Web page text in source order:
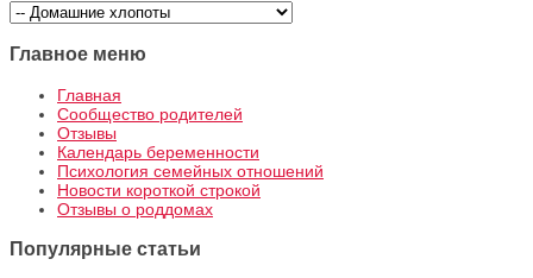
Главное меню
Главная
Сообщество родителей
Отзывы
Календарь беременности
Психология семейных отношений
Новости короткой строкой
Отзывы о роддомах
Популярные статьи